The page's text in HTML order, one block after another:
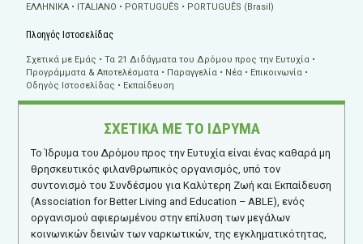
ΕΛΛΗΝΙΚA
ITALIANO PORTUGUÊS PORTUGUÊS (Brasil)
Πλοηγός Ιστοσελίδας
Σχετικά με Εμάς
Τα 21 Διδάγματα του Δρόμου προς την Ευτυχία
Προγράμματα & Αποτελέσματα
Παραγγελία Νέα
Επικοινωνία
Οδηγός Ιστοσελίδας
Εκπαίδευση
ΣΧΕΤΙΚΑ ΜΕ ΤΟ ΙΔΡΥΜΑ
Το Ίδρυμα του Δρόμου προς την Ευτυχία είναι ένας καθαρά μη
θρησκευτικός φιλανθρωπικός οργανισμός, υπό τον
συντονισμό του Συνδέσμου για Καλύτερη Ζωή και Εκπαίδευση
(Association for Better Living and Education – ABLE), ενός
οργανισμού αφιερωμένου στην επίλυση των μεγάλων
κοινωνικών δεινών των ναρκωτικών, της εγκληματικότητας,